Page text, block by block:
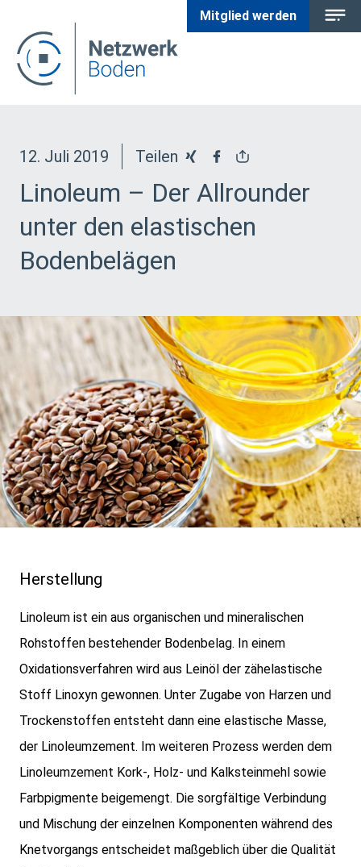
Mitglied werden
12. Juli 2019 Teilen
Linoleum – Der Allrounder
unter den elastischen
Bodenbelägen
Herstellung
Linoleum ist ein aus organischen und mineralischen
Rohstoffen bestehender Bodenbelag. In einem
Oxidationsverfahren wird aus Leinöl der zähelastische
Stoff Linoxyn gewonnen. Unter Zugabe von Harzen und
Trockenstoffen entsteht dann eine elastische Masse,
der Linoleumzement. Im weiteren Prozess werden dem
Linoleumzement Kork-, Holz- und Kalksteinmehl sowie
Farbpigmente beigemengt. Die sorgfältige Verbindung
und Mischung der einzelnen Komponenten während des
Knetvorgangs entscheidet maßgeblich über die Qualität